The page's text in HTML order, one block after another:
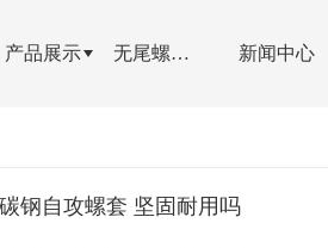
产品展示 无尾螺纹螺套 新闻中心
钢自攻螺套 坚固耐用吗